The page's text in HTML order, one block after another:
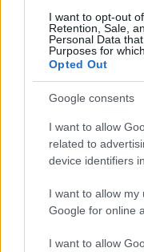
I want to opt-out
Retention, Sale,
Personal Data
Purposes for
Opted Out
Google consents
I want to allow
related to
device identifiers
I want to allow
Google for online
I want to allow
all'impatto
conserva